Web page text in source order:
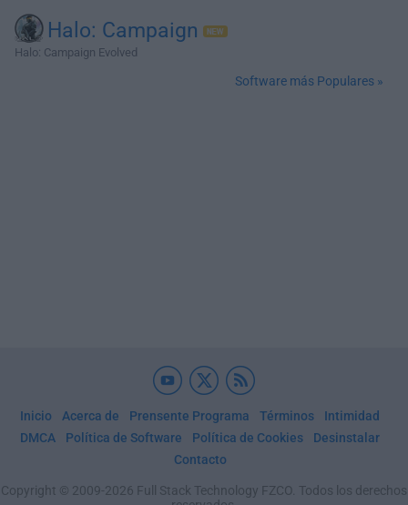
Halo: Campaign
Halo: Campaign Evolved
Software más Populares »
Inicio Acerca de Prensente Programa Términos
Intimidad
DMCA
Política de Software Política de Cookies
Desinstalar
Contacto
Copyright © 2009-2026 Full Stack Technology FZCO. Todos los derechos